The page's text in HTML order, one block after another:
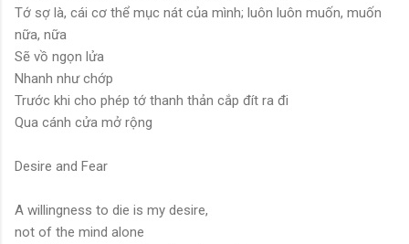
Tớ sợ là, cái cơ thể mục nát của mình; luôn luôn muốn, muốn
nữa, nữa
Sẽ vồ ngọn lửa
Nhanh như chớp
Trước khi cho phép tớ thanh thản cắp đít ra đi
Qua cánh cửa mở rộng
Desire and Fear
A willingness to die is my desire,
not of the mind alone